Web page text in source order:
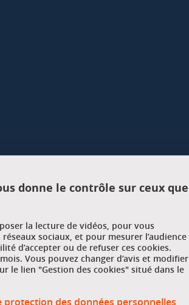
donne le contrôle sur ceux que
la lecture de vidéos, pour vous
sociaux, et pour mesurer l’audience
d’accepter ou de refuser ces cookies.
Vous pouvez changer d’avis et modifier
le lien "Gestion des cookies" situé dans le
des données personnelles